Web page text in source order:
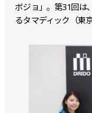
ボジョ」。第31回は
るタマディック（東